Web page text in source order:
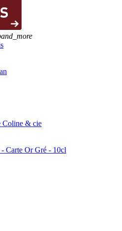
Coline & cie
Carte Or Gré - 10cl